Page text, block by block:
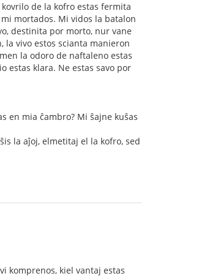
de la kofro estas fermita
mortados. Mi vidos la batalon
destinita por morto, nur vane
la vivo estos scianta manieron
la odoro de naftaleno estas
estas klara. Ne estas savo por
en mia ĉambro? Mi ŝajne kuŝas
la aĵoj, elmetitaj el la kofro, sed
komprenos, kiel vantaj estas